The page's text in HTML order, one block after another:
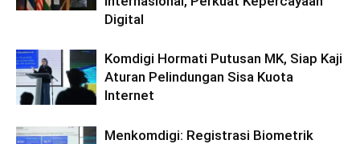
Digital
Komdigi Hormati Putusan MK, Siap Kaji
Aturan Pelindungan Sisa Kuota
Internet
Menkomdigi: Registrasi Biometrik